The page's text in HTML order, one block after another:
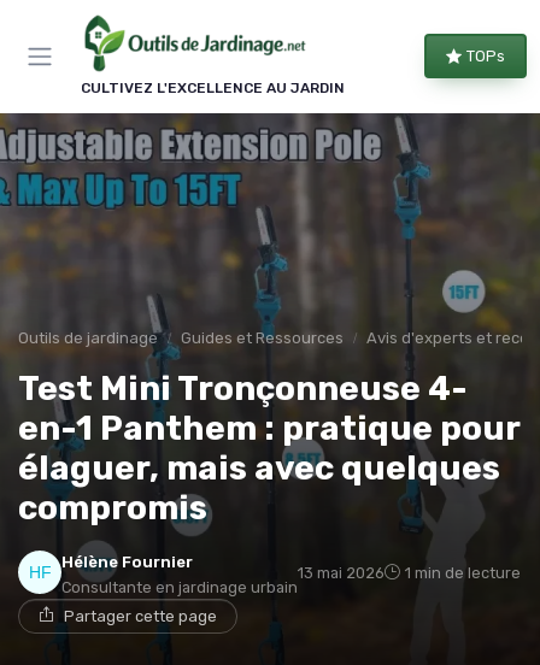
CULTIVEZ L'EXCELLENCE AU JARDIN
TOPs
Outils de jardinage Guides et Ressources Avis d'experts et
Test Mini Tronçonneuse 4-
en-1 Panthem : pratique pour
élaguer, mais avec quelques
compromis
Hélène Fournier
Consultante en jardinage urbain
13 mai 2026 1 min de lecture
Partager cette page
Panneau de gestion des cookies